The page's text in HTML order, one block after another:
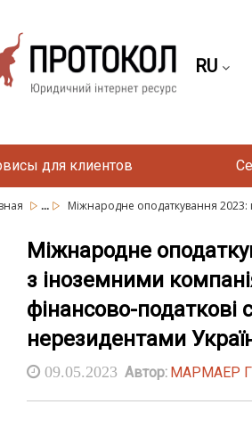
RU
для клиентов
... Міжнародне оподаткування 2023:
Міжнародне
з іноземними
фінансово-податкові
нерезидентами
09.05.2023 Автор: МАРМАЕР